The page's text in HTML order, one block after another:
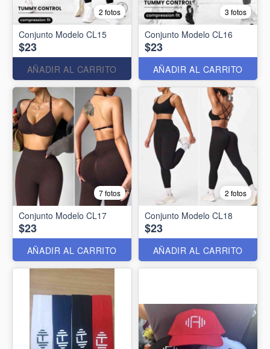
2 fotos
Conjunto Modelo CL15
$23
AÑADIR AL CARRITO
3 fotos
Conjunto Modelo CL16
$23
AÑADIR AL CARRITO
7 fotos
Conjunto Modelo CL17
$23
AÑADIR AL CARRITO
2 fotos
Conjunto Modelo CL18
$23
AÑADIR AL CARRITO